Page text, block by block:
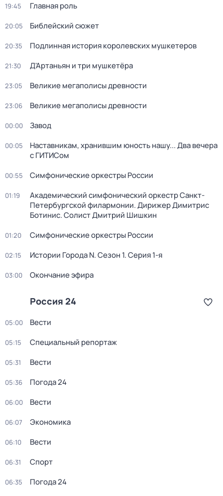
19:45 Главная роль
20:05 Библейский сюжет
20:35 Подлинная история королевских мушкетеров
21:30 Д'Артаньян и три мушкетёра
23:05 Великие мегаполисы древности
23:06 Великие мегаполисы древности
00:00 Завод
00:05
Наставникам, хранившим юность нашу... Два вечера
с ГИТИСом
00:55 Симфонические оркестры России
01:19
Академический симфонический оркестр Санкт-
Петербургской филармонии. Дирижер Димитрис
Ботинис. Солист Дмитрий Шишкин
01:20 Симфонические оркестры России
02:15 Истории Города N. Сезон 1. Серия 1-я
03:00 Окончание эфира
Россия 24
05:00 Вести
05:15 Специальный репортаж
05:31 Вести
05:36 Погода 24
06:00 Вести
06:07 Экономика
06:10 Вести
06:31 Спорт
06:35 Погода 24